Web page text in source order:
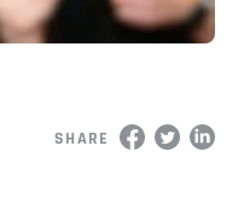
SHARE